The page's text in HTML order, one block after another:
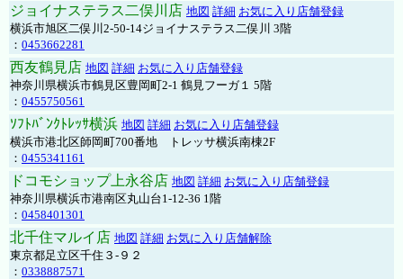
ジョイナステラス二俣川店 地図 詳細 お気に入り店舗登録
横浜市旭区二俣川2-50-14ジョイナステラス二俣川 3階
： 0453662281
西友鶴見店 地図 詳細 お気に入り店舗登録
神奈川県横浜市鶴見区豊岡町2-1 鶴見フーガ１ 5階
： 0455750561
ｿﾌﾄﾊﾞﾝｸﾄﾚｯｻ横浜 地図 詳細 お気に入り店舗登録
横浜市港北区師岡町700番地 トレッサ横浜南棟2F
： 0455341161
ドコモショップ上永谷店 地図 詳細 お気に入り店舗登録
神奈川県横浜市港南区丸山台1-12-36 1階
： 0458401301
北千住マルイ店 地図 詳細 お気に入り店舗解除
東京都足立区千住３-９２
： 0338887571